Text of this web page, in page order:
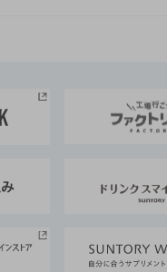
ーズ大阪
るサステナビリティ経営